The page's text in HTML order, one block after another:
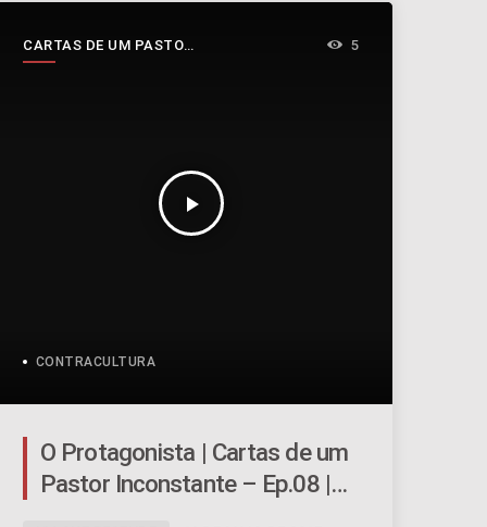
CARTAS DE UM PASTOR
INCONSTANTE
play_arrow
5
CONTRACULTURA
O Protagonista | Cartas de um
Pastor Inconstante – Ep.08 |